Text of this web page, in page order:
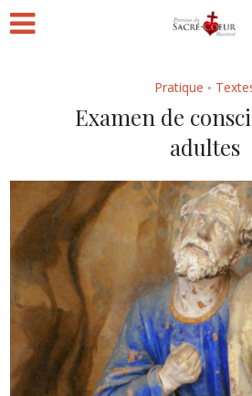
Pratique •
Examen de
adultes